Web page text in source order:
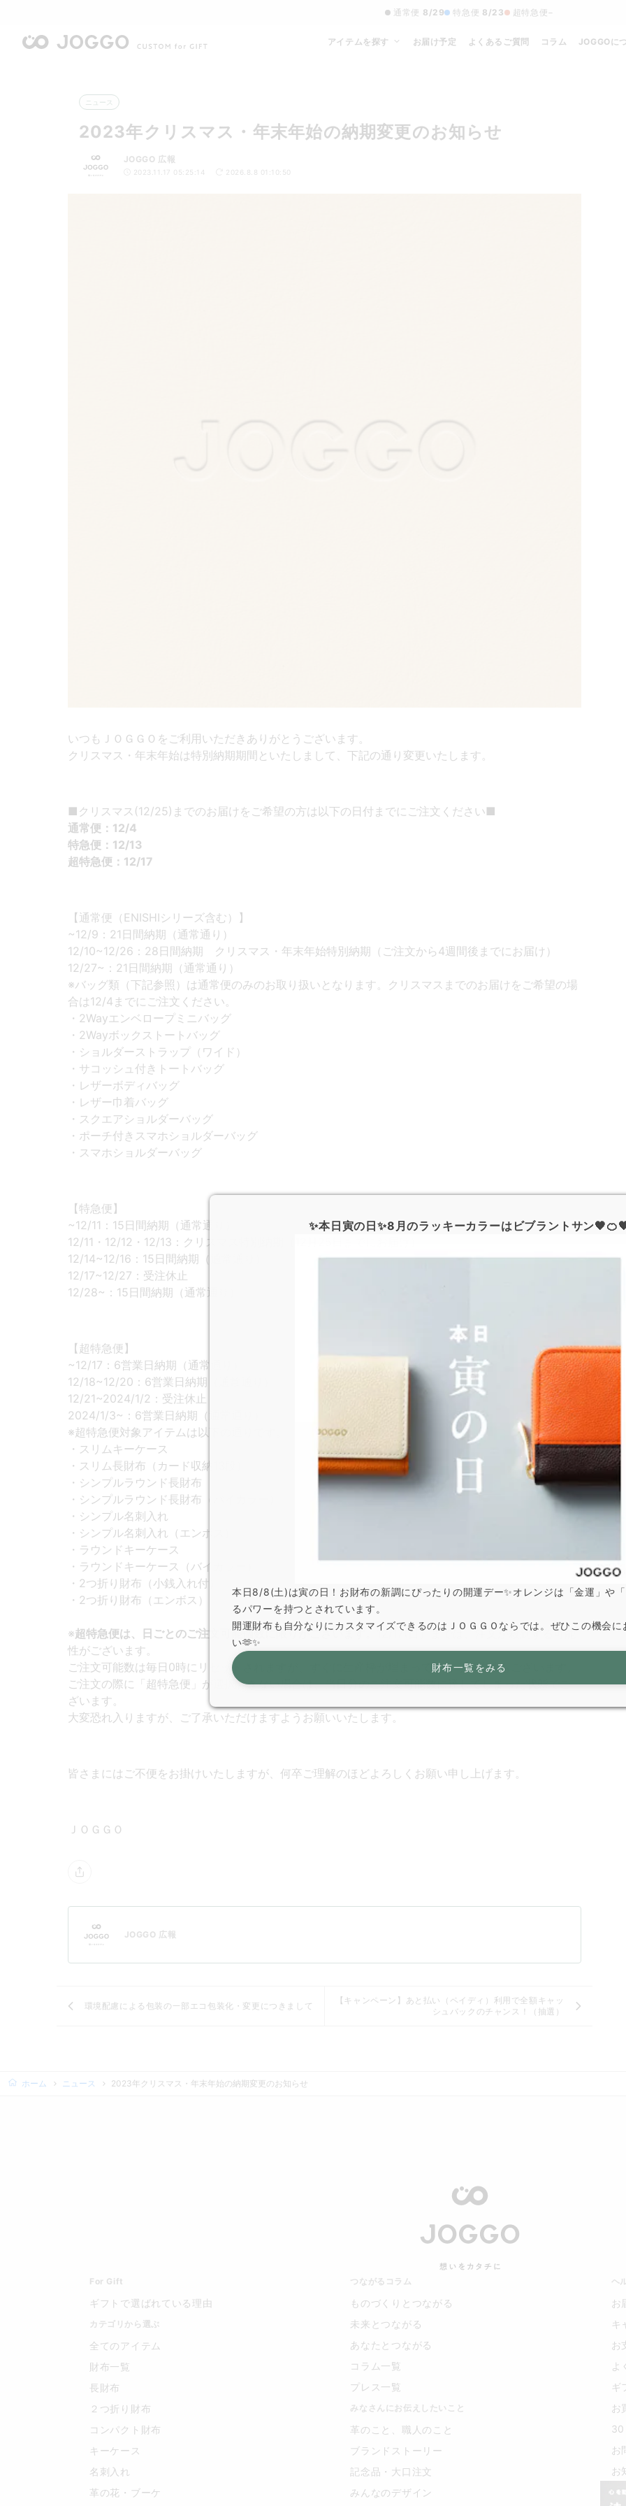
通常便 8/29 特急便 8/23 超特急便−
アイテムを探す お届け予定 よくあるご質問 コラム JOGGOに
ニュース
2023年クリスマス・年末年始の納期変更のお知らせ
JOGGO 広報
2023.11.17 05:25:14 2026.8.8 01:10:50
いつもＪＯＧＧＯをご利用いただきありがとうございます。
クリスマス・年末年始は特別納期期間といたしまして、下記の通り変更いたします。
■クリスマス(12/25)までのお届けをご希望の方は以下の日付までにご注文ください■
通常便：12/4
特急便：12/13
超特急便：12/17
【通常便（ENISHIシリーズ含む）】
~12/9：21日間納期（通常通り）
12/10~12/26：28日間納期 クリスマス・年末年始特別納期（ご注文から4週間後までにお届け）
12/27~：21日間納期（通常通り）
※バッグ類（下記参照）は通常便のみのお取り扱いとなります。クリスマスまでのお届けをご希望の場
合は12/4までにご注文ください。
・2Wayエンベロープミニバッグ
・2Wayボックストートバッグ
・ショルダーストラップ（ワイド）
・サコッシュ付きトートバッグ
・レザーボディバッグ
・レザー巾着バッグ
・スクエアショルダーバッグ
・ポーチ付きスマホショルダーバッグ
・スマホショルダーバッグ
【特急便】
~12/11：15日間納期（通常通り）
12/11・12/12・12/13：クリスマス特別納期（12月25日までにお届け）
12/14~12/16：15日間納期（通常通り）
12/17~12/27：受注休止
12/28~：15日間納期（通常通り）
【超特急便】
~12/17：6営業日納期（通常通り）
12/18~12/20：6営業日納期（通常通り）
12/21~2024/1/2：受注休止
2024/1/3~：6営業日納期（通常通り）
※超特急便対象アイテムは以下の通りです。
・スリムキーケース
・スリム長財布（カード収納13段）
・シンプルラウンド長財布
・シンプルラウンド長財布（バイカラー）
・シンプル名刺入れ
・シンプル名刺入れ（エンボス）
・ラウンドキーケース
・ラウンドキーケース（バイカラー）
・2つ折り財布（小銭入れ付）
・2つ折り財布（エンボス）
※超特急便は、日ごとのご注文可能個数に限りがございます。
12/17(日）までは、注文が殺到する可能
性がございます。
ご注文可能数は毎日0時にリセットされますが、すぐに生産枠が埋まってしまう可能性もございます。
ご注文の際に「超特急便」が選択できない場合は、当日分のご注文可能数に達してしまった状態でご
ざいます。
大変恐れ入りますが、ご了承いただけますようお願いいたします。
皆さまにはご不便をお掛けいたしますが、何卒ご理解のほどよろしくお願い申し上げます。
ＪＯＧＧＯ
JOGGO 広報
環境配慮による包装の一部エコ包装化・変更につきまして
【キャンペーン】あと払い（ペイディ）利用で全額キャッ
シュバックのチャンス！（抽選）
ホーム ニュース 2023年クリスマス・年末年始の納期変更のお知らせ
For Gift
ギフトで選ばれている理由
カテゴリから選ぶ
全てのアイテム
財布一覧
長財布
２つ折り財布
コンパクト財布
キーケース
名刺入れ
革の花・ブーケ
つながるコラム
ものづくりとつながる
未来とつながる
あなたとつながる
コラム一覧
プレス一覧
みなさんにお伝えしたいこと
革のこと、職人のこと
ブランドストーリー
記念品・大口注文
みんなのデザイン
ヘ
お
キ
お
よ
ギ
お
30
お
お
✨本日寅の日✨8月のラッキーカラーはビブラントサン
本日8/8(土)は寅の日！お財布の新調にぴったりの開運デー✨オレンジは「金運」や
るパワーを持つとされています。
開運財布も自分なりにカスタマイズできるのはＪＯＧＧＯならでは。ぜひこの機会
い🫶✨
財布一覧をみる